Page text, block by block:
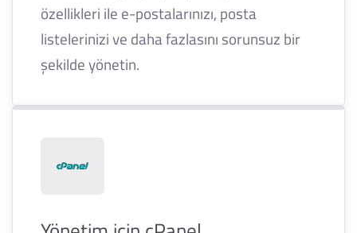
özellikleri ile e-postalarınızı, posta
listelerinizi ve daha fazlasını sorunsuz bir
şekilde yönetin.